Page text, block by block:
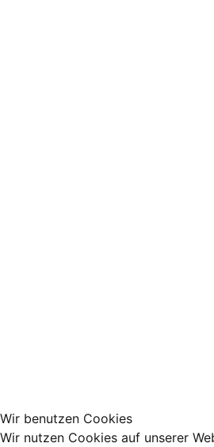
Wir benutzen Cookies
Wir nutzen Cookies auf unserer